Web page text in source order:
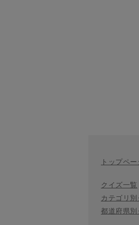
トップペー
クイズ一覧
カテゴリ
都道府県